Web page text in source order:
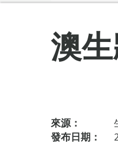
澳
來源：
發布日期：